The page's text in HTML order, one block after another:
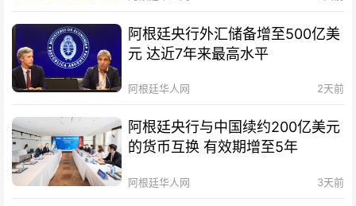
阿根廷央行外汇储备增至500亿美
元 达近7年来最高水平
阿根廷华人网 2天前
阿根廷央行与中国续约200亿美元
的货币互换 有效期增至5年
阿根廷华人网 3天前